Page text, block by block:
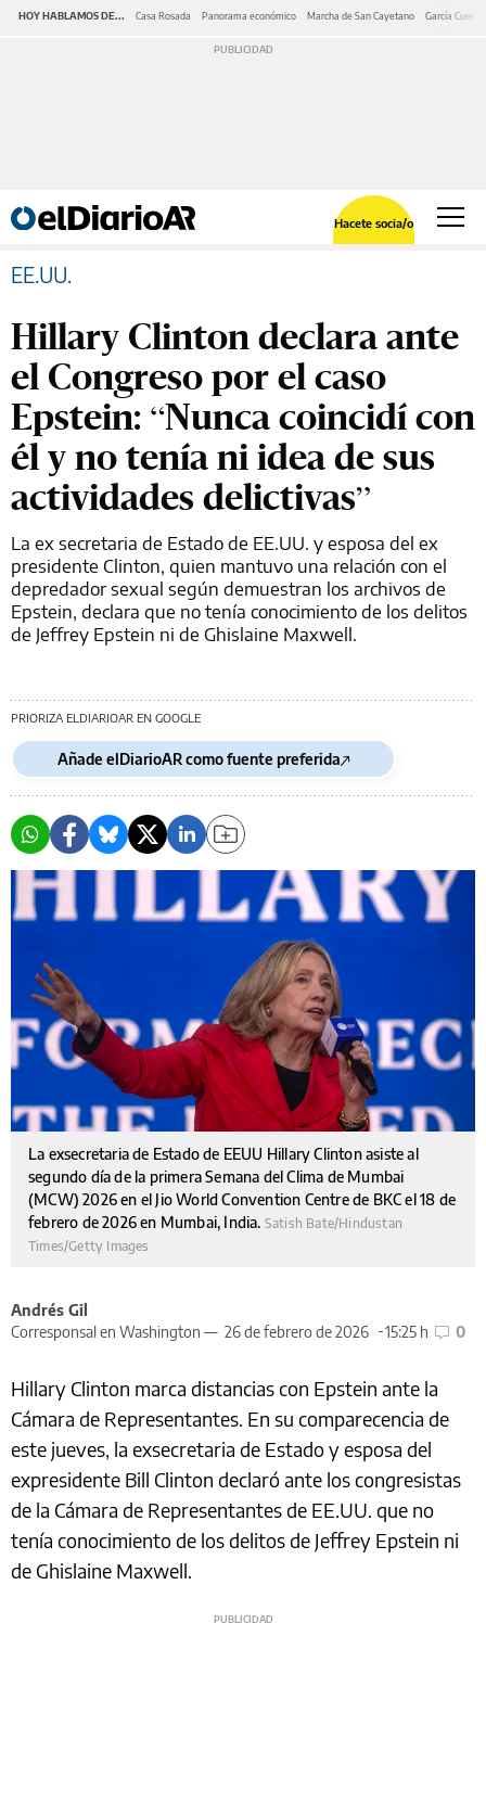
HOY HABLAMOS DE... Casa Rosada Panorama económico Marcha de San Cayetano García Cuerva
Hacete socia/o
EE.UU.
Hillary Clinton declara ante
el Congreso por el caso
Epstein: “Nunca coincidí con
él y no tenía ni idea de sus
actividades delictivas”
La ex secretaria de Estado de EE.UU. y esposa del ex
presidente Clinton, quien mantuvo una relación con el
depredador sexual según demuestran los archivos de
Epstein, declara que no tenía conocimiento de los delitos
de Jeffrey Epstein ni de Ghislaine Maxwell.
PRIORIZA ELDIARIOAR EN GOOGLE
Añade elDiarioAR como fuente preferida
La exsecretaria de Estado de EEUU Hillary Clinton asiste al
segundo día de la primera Semana del Clima de Mumbai
(MCW) 2026 en el Jio World Convention Centre de BKC el 18 de
febrero de 2026 en Mumbai, India. Satish Bate/Hindustan
Times/Getty Images
Andrés Gil
Corresponsal en Washington — 26 de febrero de 2026 15:25 h 0
Hillary Clinton marca distancias con Epstein ante la
Cámara de Representantes. En su comparecencia de
este jueves, la exsecretaria de Estado y esposa del
expresidente Bill Clinton declaró ante los congresistas
de la Cámara de Representantes de EE.UU. que no
tenía conocimiento de los delitos de Jeffrey Epstein ni
de Ghislaine Maxwell.